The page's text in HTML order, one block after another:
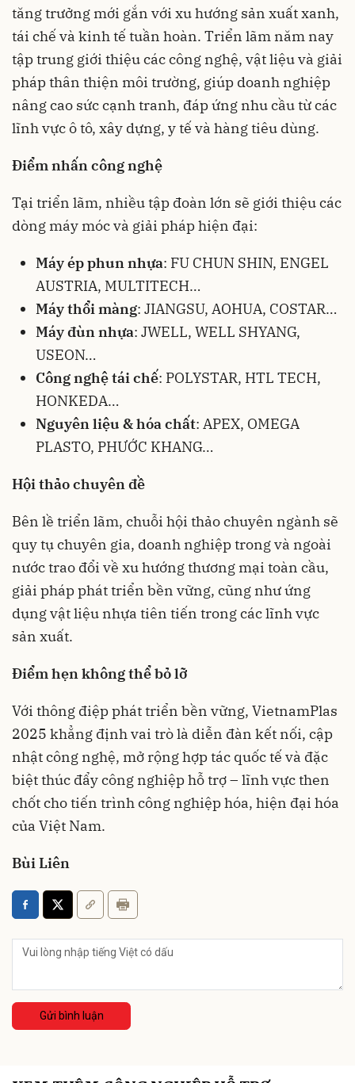
tăng trưởng mới gắn với xu hướng sản xuất xanh,
tái chế và kinh tế tuần hoàn. Triển lãm năm nay
tập trung giới thiệu các công nghệ, vật liệu và giải
pháp thân thiện môi trường, giúp doanh nghiệp
nâng cao sức cạnh tranh, đáp ứng nhu cầu từ các
lĩnh vực ô tô, xây dựng, y tế và hàng tiêu dùng.
Điểm nhấn công nghệ
Tại triển lãm, nhiều tập đoàn lớn sẽ giới thiệu các
dòng máy móc và giải pháp hiện đại:
Máy ép phun nhựa: FU CHUN SHIN, ENGEL
AUSTRIA, MULTITECH…
Máy thổi màng: JIANGSU, AOHUA, COSTAR…
Máy đùn nhựa: JWELL, WELL SHYANG,
USEON…
Công nghệ tái chế: POLYSTAR, HTL TECH,
HONKEDA…
Nguyên liệu & hóa chất: APEX, OMEGA
PLASTO, PHƯỚC KHANG…
Hội thảo chuyên đề
Bên lề triển lãm, chuỗi hội thảo chuyên ngành sẽ
quy tụ chuyên gia, doanh nghiệp trong và ngoài
nước trao đổi về xu hướng thương mại toàn cầu,
giải pháp phát triển bền vững, cũng như ứng
dụng vật liệu nhựa tiên tiến trong các lĩnh vực
sản xuất.
Điểm hẹn không thể bỏ lỡ
Với thông điệp phát triển bền vững, VietnamPlas
2025 khẳng định vai trò là diễn đàn kết nối, cập
nhật công nghệ, mở rộng hợp tác quốc tế và đặc
biệt thúc đẩy công nghiệp hỗ trợ – lĩnh vực then
chốt cho tiến trình công nghiệp hóa, hiện đại hóa
của Việt Nam.
Bùi Liên
Gửi bình luận